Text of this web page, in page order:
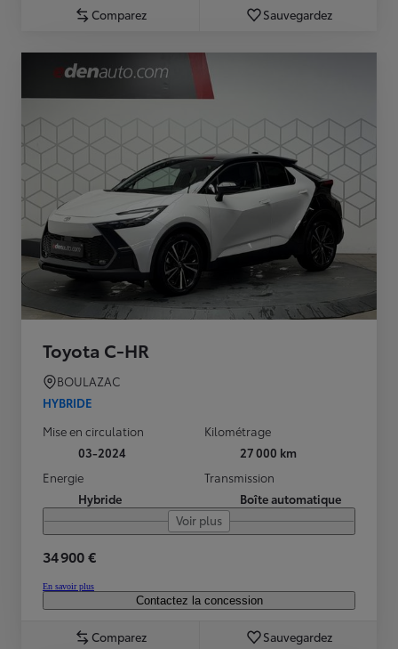
Comparez Sauvegardez
Toyota C-HR
BOULAZAC
HYBRIDE
Mise en circulation
03-2024
Kilométrage
27 000 km
Energie
Hybride
Transmission
Boîte automatique
Voir plus
34 900 €
En savoir plus
Contactez la concession
Comparez Sauvegardez